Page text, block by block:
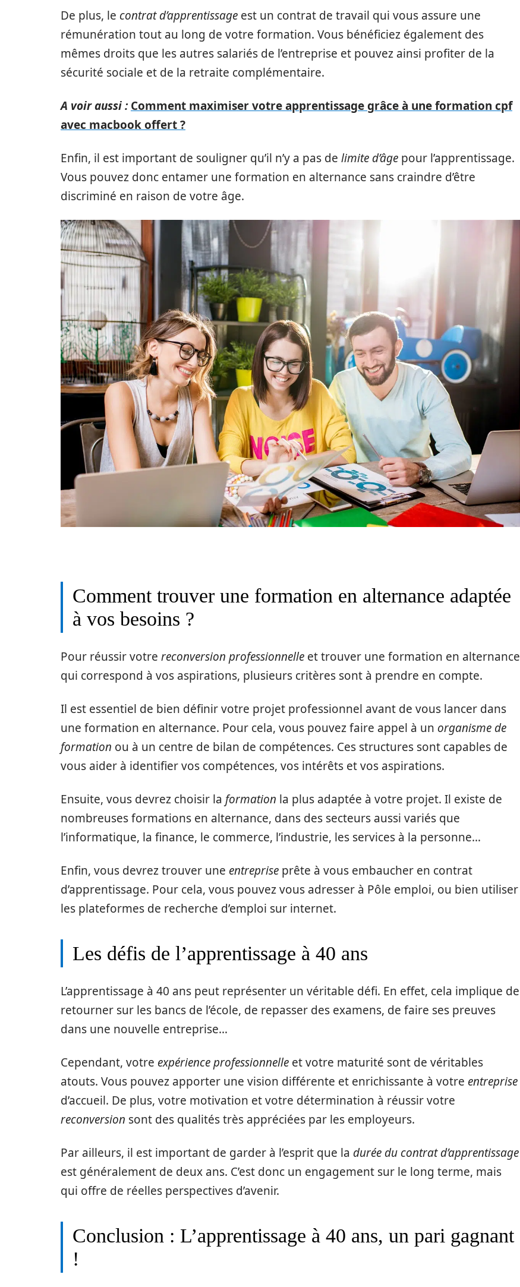
De plus, le contrat d’apprentissage est un contrat de travail qui vous assure une
rémunération tout au long de votre formation. Vous bénéficiez également des
mêmes droits que les autres salariés de l’entreprise et pouvez ainsi profiter de la
sécurité sociale et de la retraite complémentaire.
A voir aussi : Comment maximiser votre apprentissage grâce à une formation cpf
avec macbook offert ?
Enfin, il est important de souligner qu’il n’y a pas de limite d’âge pour l’apprentissage.
Vous pouvez donc entamer une formation en alternance sans craindre d’être
discriminé en raison de votre âge.
Comment trouver une formation en alternance adaptée
à vos besoins ?
Pour réussir votre reconversion professionnelle et trouver une formation en alternance
qui correspond à vos aspirations, plusieurs critères sont à prendre en compte.
Il est essentiel de bien définir votre projet professionnel avant de vous lancer dans
une formation en alternance. Pour cela, vous pouvez faire appel à un organisme de
formation ou à un centre de bilan de compétences. Ces structures sont capables de
vous aider à identifier vos compétences, vos intérêts et vos aspirations.
Ensuite, vous devrez choisir la formation la plus adaptée à votre projet. Il existe de
nombreuses formations en alternance, dans des secteurs aussi variés que
l’informatique, la finance, le commerce, l’industrie, les services à la personne…
Enfin, vous devrez trouver une entreprise prête à vous embaucher en contrat
d’apprentissage. Pour cela, vous pouvez vous adresser à Pôle emploi, ou bien utiliser
les plateformes de recherche d’emploi sur internet.
Les défis de l’apprentissage à 40 ans
L’apprentissage à 40 ans peut représenter un véritable défi. En effet, cela implique de
retourner sur les bancs de l’école, de repasser des examens, de faire ses preuves
dans une nouvelle entreprise…
Cependant, votre expérience professionnelle et votre maturité sont de véritables
atouts. Vous pouvez apporter une vision différente et enrichissante à votre entreprise
d’accueil. De plus, votre motivation et votre détermination à réussir votre
reconversion sont des qualités très appréciées par les employeurs.
Par ailleurs, il est important de garder à l’esprit que la durée du contrat d’apprentissage
est généralement de deux ans. C’est donc un engagement sur le long terme, mais
qui offre de réelles perspectives d’avenir.
Conclusion : L’apprentissage à 40 ans, un pari gagnant
!